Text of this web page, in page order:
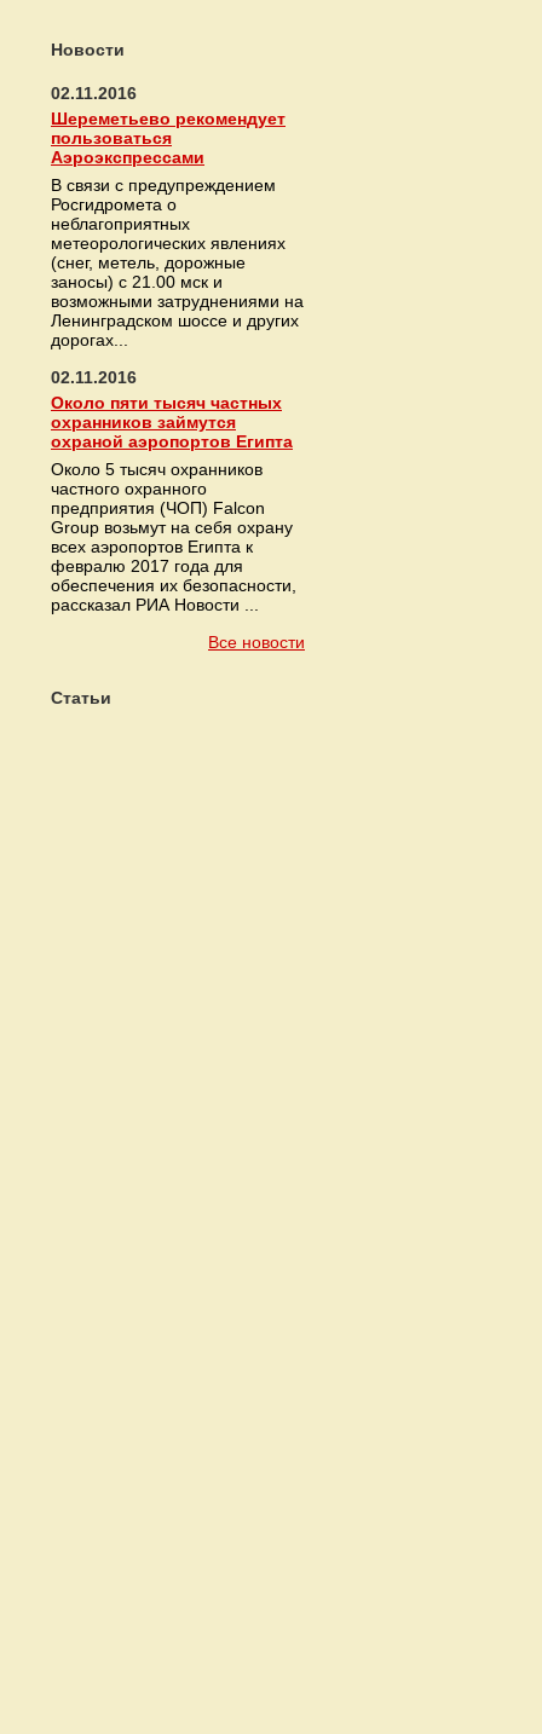
Новости
02.11.2016
Шереметьево рекомендует
пользоваться
Аэроэкспрессами
В связи с предупреждением
Росгидромета о
неблагоприятных
метеорологических явлениях
(снег, метель, дорожные
заносы) с 21.00 мск и
возможными затруднениями на
Ленинградском шоссе и других
дорогах...
02.11.2016
Около пяти тысяч частных
охранников займутся
охраной аэропортов Египта
Около 5 тысяч охранников
частного охранного
предприятия (ЧОП) Falcon
Group возьмут на себя охрану
всех аэропортов Египта к
февралю 2017 года для
обеспечения их безопасности,
рассказал РИА Новости ...
Все новости
Статьи